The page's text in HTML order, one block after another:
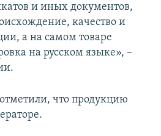
и иных документов,
качество и
а на самом товаре
на русском языке», –
что продукцию